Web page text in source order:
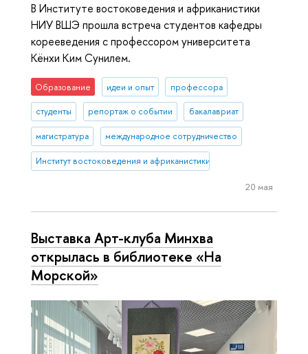
В Институте востоковедения и африканистики
НИУ ВШЭ прошла встреча студентов кафедры
корееведения с профессором университета
Кёнхи Ким Сунилем.
Образование идеи и опыт профессора
студенты репортаж о событии бакалавриат
магистратура международное сотрудничество
Институт востоковедения и африканистики
20 мая
Выставка Арт-клуба Минхва
открылась в библиотеке «На
Морской»